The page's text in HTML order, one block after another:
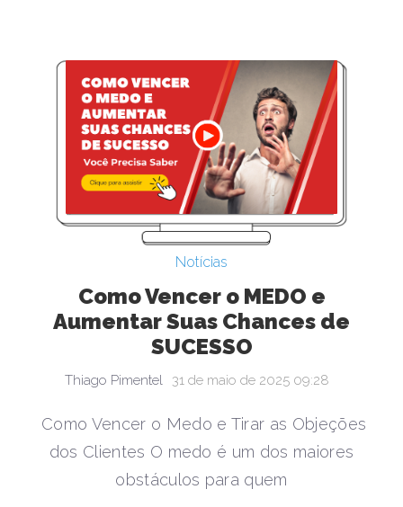
Notícias
Como Vencer o MEDO e
Aumentar Suas Chances de
SUCESSO
Thiago Pimentel 31 de maio de 2025 09:28
Como Vencer o Medo e Tirar as Objeções
dos Clientes O medo é um dos maiores
obstáculos para quem